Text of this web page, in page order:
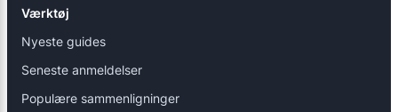
Værktøj
Nyeste guides
Seneste anmeldelser
Populære sammenligninger